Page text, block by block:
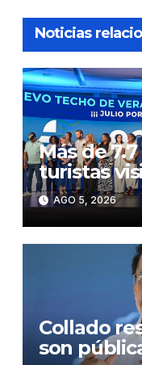
Noticias
Más de
turistas
AGO 5, 2026
Collado
son